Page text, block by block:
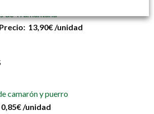
de Tramuntana
Precio: 13,90€/unidad
camarón y puerro
0,85€/unidad